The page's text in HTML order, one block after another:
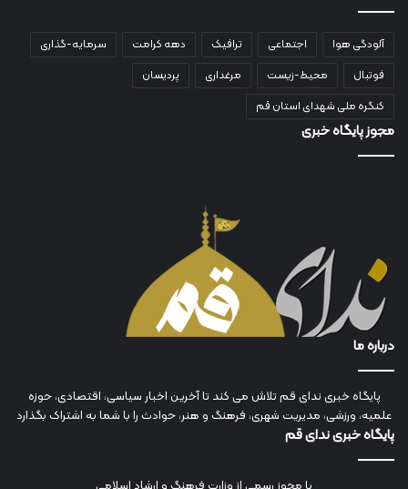
آلودگی هوا اجتماعی ترافیک دهه کرامت
سرمایه-گذاری
فوتبال
محیط-زیست مرغداری
پردیسان
کنگره ملی شهدای استان قم
مجوز پایگاه خبری
درباره ما
پایگاه خبری ندای قم تلاش می کند تا آخرین اخبار سیاسی، اقتصادی، حوزه
علمیه، ورزشی، مدیریت شهری، فرهنگ و هنر، حوادث را با شما به اشتراک بگذارد
پایگاه خبری ندای قم